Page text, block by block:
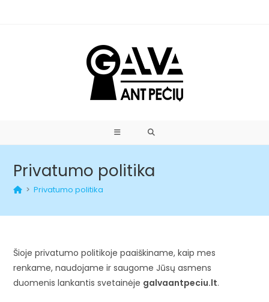
Privatumo politika
> Privatumo politika
Šioje privatumo politikoje paaiškiname, kaip mes
renkame, naudojame ir saugome Jūsų asmens
duomenis lankantis svetainėje galvaantpeciu.lt.